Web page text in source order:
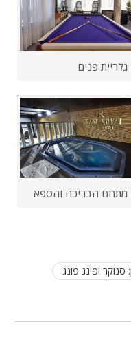
גלריית פנים
מתחם הבריכה והספא
ופינג פונג